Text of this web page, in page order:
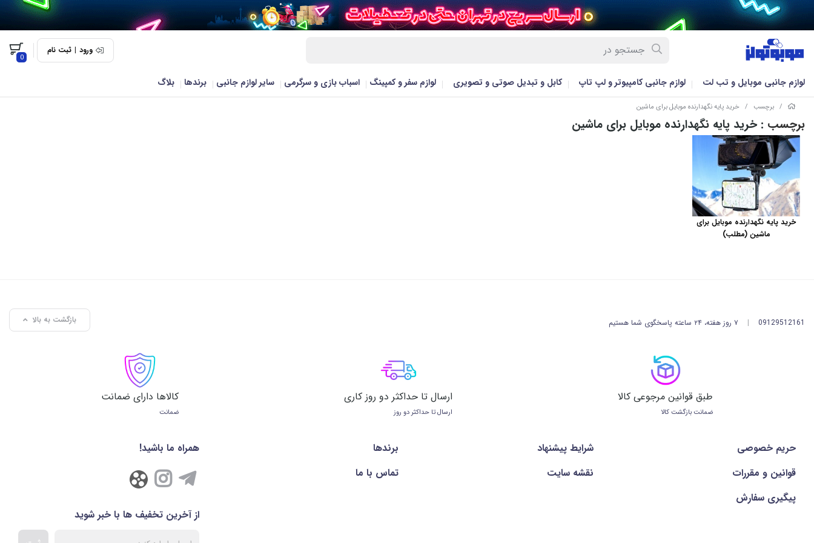
ورود | ثبت نام
0
لوازم جانبی موبایل و تب لت لوازم جانبی کامپیوتر و لپ تاپ کابل و تبدیل صوتی و تصویری لوازم سفر و کمپینگ اسباب بازی و سرگرمی سایر لوازم جانبی برندها بلاگ
/ برچسب / خرید پایه نگهدارنده موبایل برای ماشین
برچسب : خرید پایه نگهدارنده موبایل برای ماشین
خرید پایه نگهدارنده موبایل برای
ماشین (مطلب)
09129512161
| ۷ روز هفته، ۲۴ ساعته پاسخگوی شما هستیم بازگشت به بالا
طبق قوانین مرجوعی کالا
ضمانت بازگشت کالا
ارسال تا حداکثر دو روز کاری
ارسال تا حداکثر دو روز
کالاها دارای ضمانت
ضمانت
حریم خصوصی شرايط پيشنهاد
برندها
قوانین و مقررات
نقشه سایت
تماس با ما
پیگیری سفارش
همراه ما باشید!
از آخرین تخفیف ها با خبر شوید